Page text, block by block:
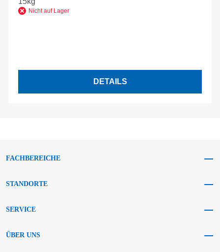
Nicht auf Lager
DETAILS
FACHBEREICHE
STANDORTE
SERVICE
ÜBER UNS